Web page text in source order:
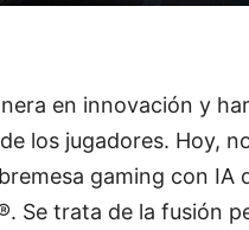
en innovación y
los jugadores. Hoy,
gaming con IA
Se trata de la fusión